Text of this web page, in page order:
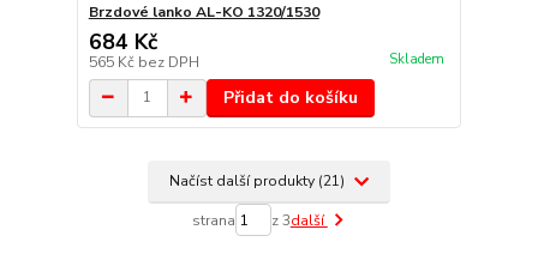
Brzdové lanko AL-KO 1320/1530
684 Kč
565 Kč bez DPH Skladem
Přidat do košíku
Načíst další produkty (21)
strana z 3další